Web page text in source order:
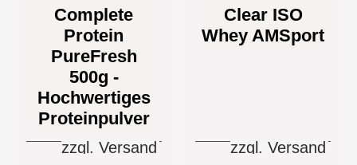
Complete
Protein
PureFresh
500g -
Hochwertiges
Proteinpulver
zzgl. Versand
Clear ISO
Whey AMSport
zzgl. Versand